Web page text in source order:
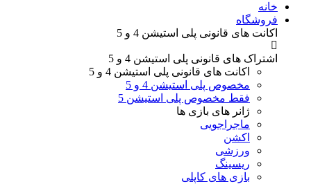
خانه
فروشگاه
اکانت های قانونی پلی استیشن 4 و 5
اشتراک های قانونی پلی استیشن 4 و 5
اکانت های قانونی پلی استیشن 4 و 5
مخصوص پلی استیشن 4 و 5
فقط مخصوص پلی استیشن 5
ژانر های بازی ها
ماجراجویی
اکشن
ورزشی
ریسینگ
بازی های کاپلی